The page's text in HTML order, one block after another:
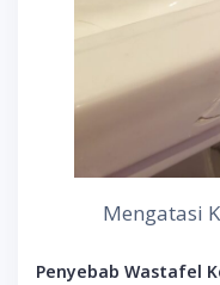
Mengatasi
Penyebab Wastafel